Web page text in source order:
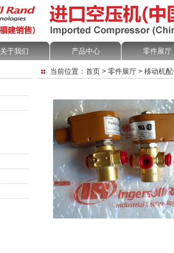
关于我们 产品中心 零件展厅
当前位置： 首页 > 零件展厅 > 移动机